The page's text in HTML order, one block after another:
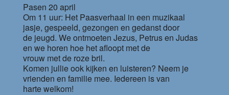
Pasen 20 april
Om 11 uur: Het Paasverhaal in een muzikaal
jasje, gespeeld, gezongen en gedanst door
de jeugd. We ontmoeten Jezus, Petrus en Judas
en we horen hoe het afloopt met de
vrouw met de roze bril.
Komen jullie ook kijken en luisteren? Neem je
vrienden en familie mee. Iedereen is van
harte welkom!